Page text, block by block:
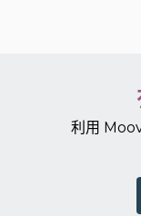
利用